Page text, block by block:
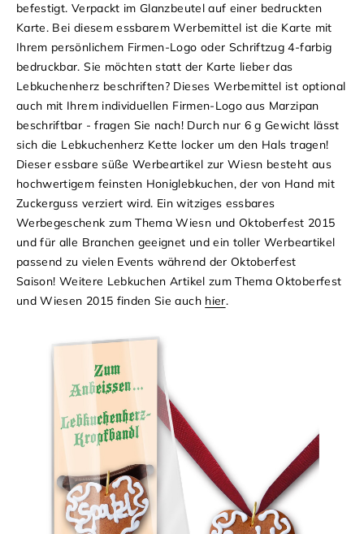
befestigt. Verpackt im Glanzbeutel auf einer bedruckten
Karte. Bei diesem essbarem Werbemittel ist die Karte mit
Ihrem persönlichem Firmen-Logo oder Schriftzug 4-farbig
bedruckbar. Sie möchten statt der Karte lieber das
Lebkuchenherz beschriften? Dieses Werbemittel ist optional
auch mit Ihrem individuellen Firmen-Logo aus Marzipan
beschriftbar - fragen Sie nach! Durch nur 6 g Gewicht lässt
sich die Lebkuchenherz Kette locker um den Hals tragen!
Dieser essbare süße Werbeartikel zur Wiesn besteht aus
hochwertigem feinsten Honiglebkuchen, der von Hand mit
Zuckerguss verziert wird. Ein witziges essbares
Werbegeschenk zum Thema Wiesn und Oktoberfest 2015
und für alle Branchen geeignet und ein toller Werbeartikel
passend zu vielen Events während der Oktoberfest
Saison! Weitere Lebkuchen Artikel zum Thema Oktoberfest
und Wiesen 2015 finden Sie auch hier.